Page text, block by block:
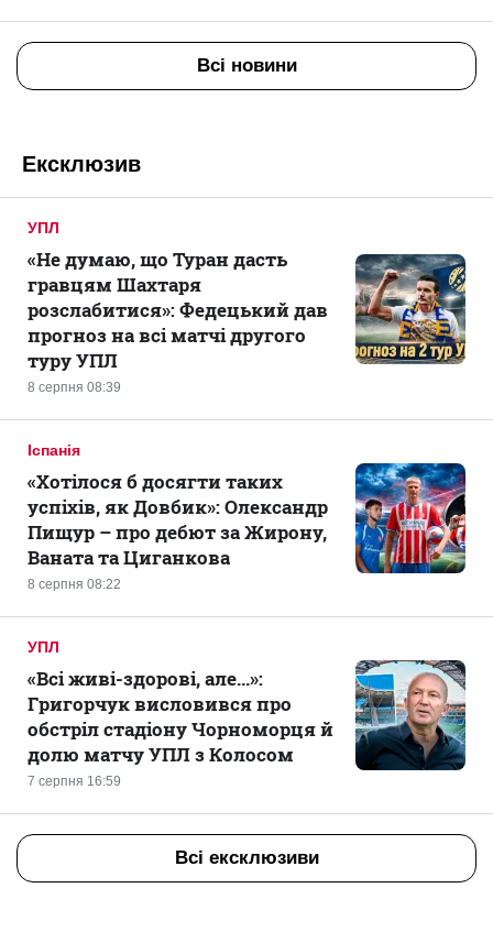
Всі новини
Ексклюзив
УПЛ
8 серпня 08:39
«Не думаю, що Туран дасть
гравцям Шахтаря
розслабитися»: Федецький дав
прогноз на всі матчі другого
туру УПЛ
Іспанія
8 серпня 08:22
«Хотілося б досягти таких
успіхів, як Довбик»: Олександр
Пищур – про дебют за Жирону,
Ваната та Циганкова
УПЛ
7 серпня 16:59
«Всі живі-здорові, але...»:
Григорчук висловився про
обстріл стадіону Чорноморця й
долю матчу УПЛ з Колосом
Всі ексклюзиви